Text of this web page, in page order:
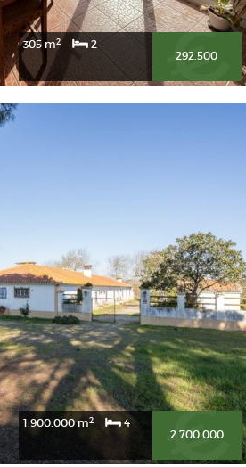
305 m2
2
292.500
1.900.000 m2
4
2.700.000